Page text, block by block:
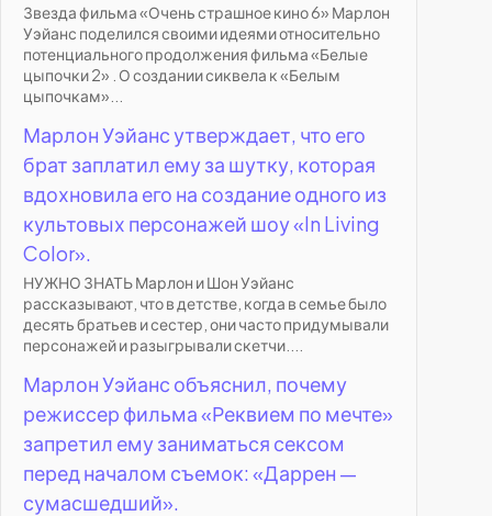
Звезда фильма «Очень страшное кино 6» Марлон
Уэйанс поделился своими идеями относительно
потенциального продолжения фильма «Белые
цыпочки 2» . О создании сиквела к «Белым
цыпочкам»...
Марлон Уэйанс утверждает, что его
брат заплатил ему за шутку, которая
вдохновила его на создание одного из
культовых персонажей шоу «In Living
Color».
НУЖНО ЗНАТЬ Марлон и Шон Уэйанс
рассказывают, что в детстве, когда в семье было
десять братьев и сестер, они часто придумывали
персонажей и разыгрывали скетчи....
Марлон Уэйанс объяснил, почему
режиссер фильма «Реквием по мечте»
запретил ему заниматься сексом
перед началом съемок: «Даррен —
сумасшедший».